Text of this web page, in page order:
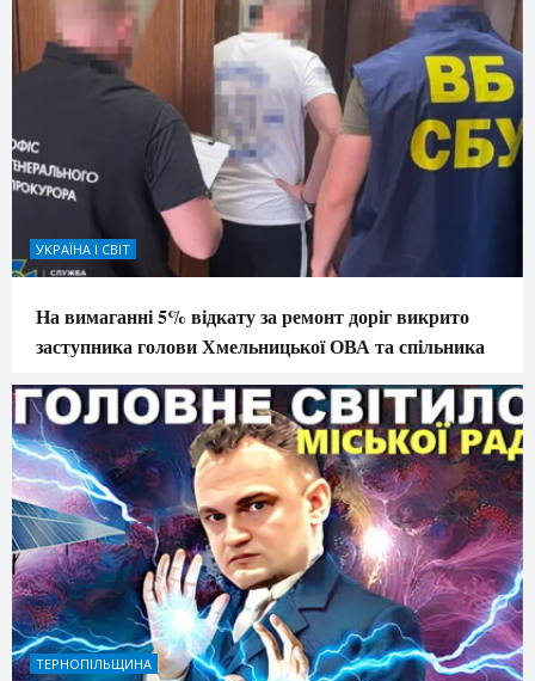
УКРАЇНА І СВІТ
На вимаганні 5% відкату за ремонт доріг викрито
заступника голови Хмельницької ОВА та спільника
ТЕРНОПІЛЬЩИНА